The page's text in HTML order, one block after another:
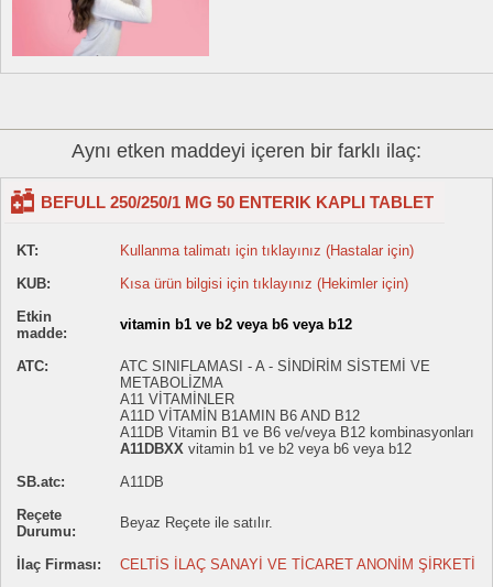
Aynı etken maddeyi içeren bir farklı ilaç:
BEFULL 250/250/1 MG 50 ENTERIK KAPLI TABLET
KT:
Kullanma talimatı için tıklayınız (Hastalar için)
KUB:
Kısa ürün bilgisi için tıklayınız (Hekimler için)
Etkin
madde:
vitamin b1 ve b2 veya b6 veya b12
ATC:
ATC SINIFLAMASI - A - SİNDİRİM SİSTEMİ VE
METABOLİZMA
A11 VİTAMİNLER
A11D VİTAMİN B1AMIN B6 AND B12
A11DB Vitamin B1 ve B6 ve/veya B12 kombinasyonları
A11DBXX vitamin b1 ve b2 veya b6 veya b12
SB.atc:
A11DB
Reçete
Durumu:
Beyaz Reçete ile satılır.
İlaç Firması:
CELTİS İLAÇ SANAYİ VE TİCARET ANONİM ŞİRKETİ